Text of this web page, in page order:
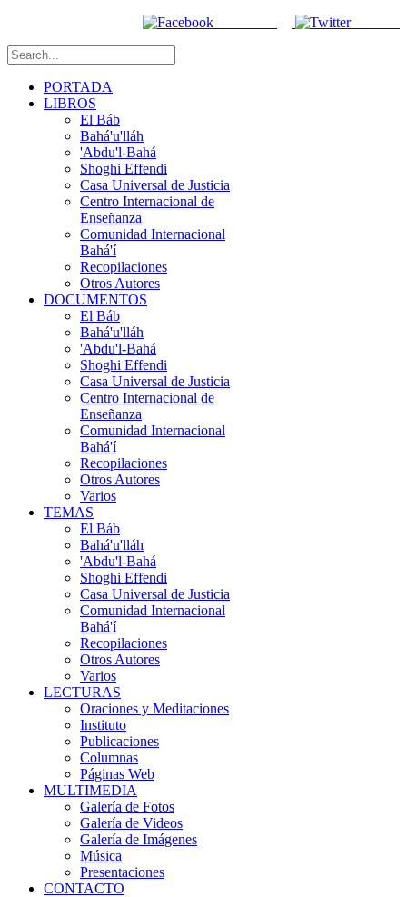
PORTADA
LIBROS
El Báb
Bahá'u'lláh
'Abdu'l-Bahá
Shoghi Effendi
Casa Universal de Justicia
Centro Internacional de
Enseñanza
Comunidad Internacional
Bahá'í
Recopilaciones
Otros Autores
DOCUMENTOS
El Báb
Bahá'u'lláh
'Abdu'l-Bahá
Shoghi Effendi
Casa Universal de Justicia
Centro Internacional de
Enseñanza
Comunidad Internacional
Bahá'í
Recopilaciones
Otros Autores
Varios
TEMAS
El Báb
Bahá'u'lláh
'Abdu'l-Bahá
Shoghi Effendi
Casa Universal de Justicia
Comunidad Internacional
Bahá'í
Recopilaciones
Otros Autores
Varios
LECTURAS
Oraciones y Meditaciones
Instituto
Publicaciones
Columnas
Páginas Web
MULTIMEDIA
Galería de Fotos
Galería de Videos
Galería de Imágenes
Música
Presentaciones
CONTACTO